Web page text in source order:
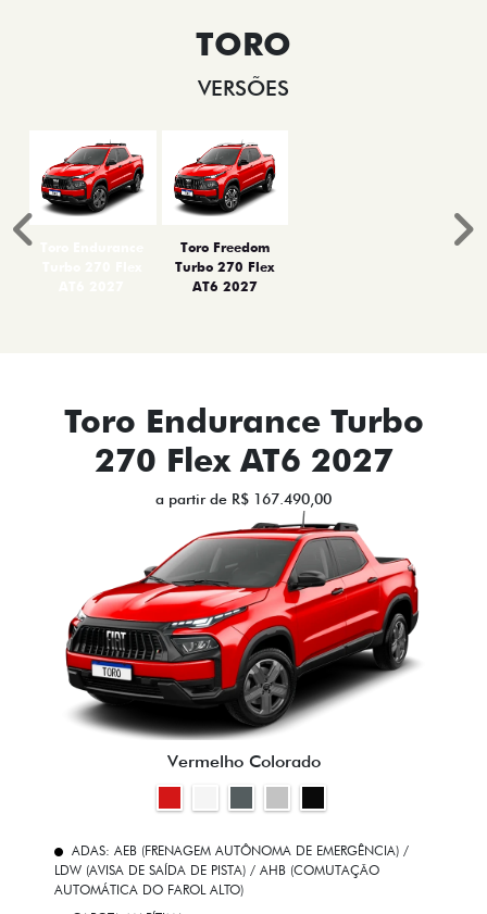
TORO
VERSÕES
Toro Freedom
Turbo 270 Flex
AT6 2027
Anterior
Toro Endurance Turbo
270 Flex AT6 2027
a partir de R$ 167.490,00
Vermelho Colorado
ADAS: AEB (FRENAGEM AUTÔNOMA DE EMERGÊNCIA) /
LDW (AVISA DE SAÍDA DE PISTA) / AHB (COMUTAÇÃO
AUTOMÁTICA DO FAROL ALTO)